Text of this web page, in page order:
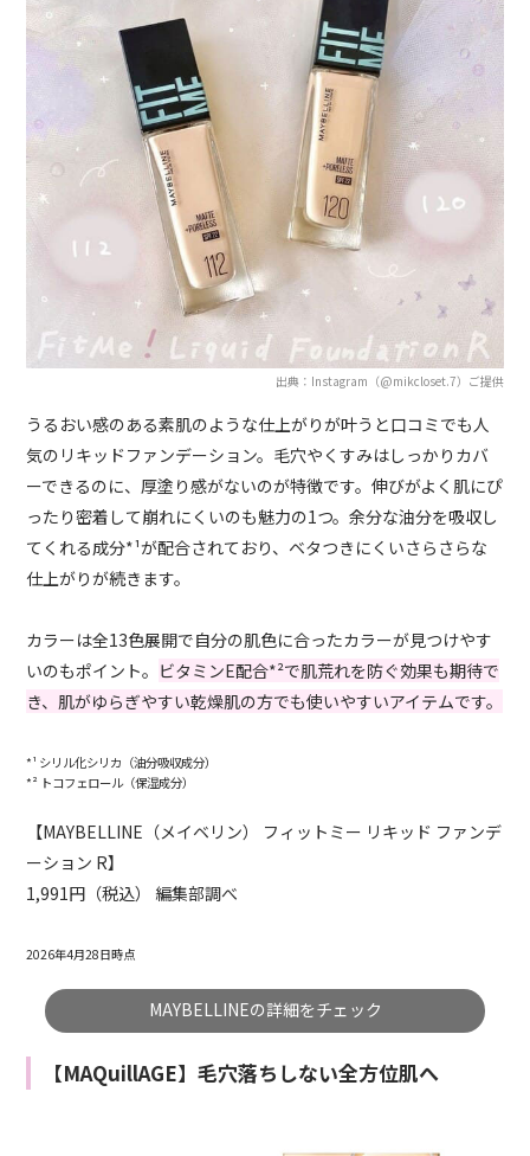
出典：Instagram（@mikcloset.7）ご提供
うるおい感のある素肌のような仕上がりが叶うと口コミでも人
気のリキッドファンデーション。毛穴やくすみはしっかりカバ
ーできるのに、厚塗り感がないのが特徴です。伸びがよく肌にぴ
ったり密着して崩れにくいのも魅力の1つ。余分な油分を吸収し
てくれる成分*¹が配合されており、ベタつきにくいさらさらな
仕上がりが続きます。
カラーは全13色展開で自分の肌色に合ったカラーが見つけやす
いのもポイント。 ビタミンE配合*²で肌荒れを防ぐ効果も期待で
き、肌がゆらぎやすい乾燥肌の方でも使いやすいアイテムです。
*¹ シリル化シリカ（油分吸収成分）
*² トコフェロール（保湿成分）
【MAYBELLINE（メイベリン） フィットミー リキッド ファンデ
ーション R】
1,991円（税込） 編集部調べ
2026年4月28日時点
MAYBELLINEの詳細をチェック
【MAQuillAGE】毛穴落ちしない全方位肌へ